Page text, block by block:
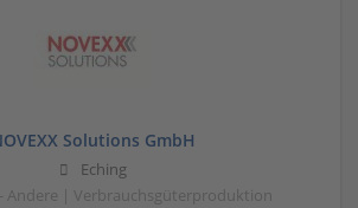
Solutions GmbH
Eching
Andere | Verbrauchsgüterproduktion